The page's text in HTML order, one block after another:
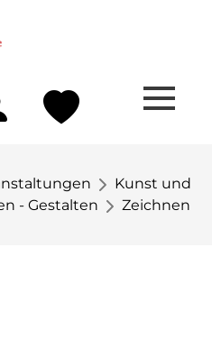
Kunst und
- Gestalten Zeichnen